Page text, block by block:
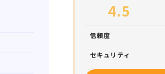
4.5
信頼度
セキュリティ